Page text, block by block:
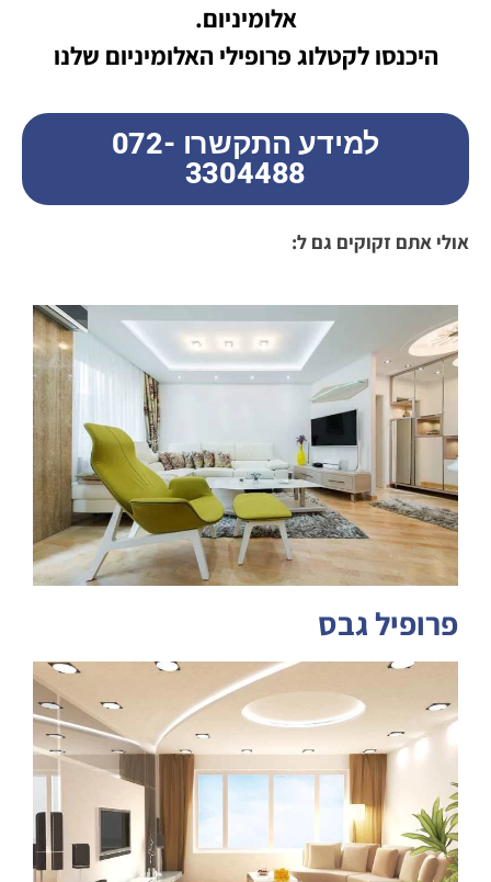
אלומיניום.
היכנסו לקטלוג פרופילי האלומיניום שלנו
למידע התקשרו 072-
3304488
אולי אתם זקוקים גם ל:
פרופיל גבס